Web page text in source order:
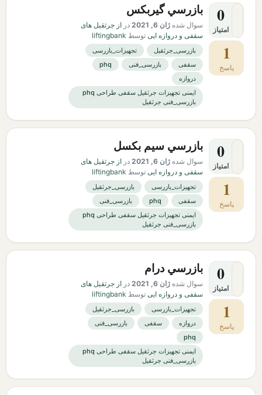
0
امتیاز
1
پاسخ
بازرسي گيربكس
سوال شده ژان 6, 2021 در از جرثقیل های
سقفی و دروازه ایی توسط liftingbank
بازرسی_جرثقیل
تجهیزات_بازرسی
سقفی
بازرسی_فنی
phq
دروازه
ایمنی تجهیزات جرثقیل سقفی طراحی phq
بازرسی_فنی جرثقیل
0
امتیاز
1
پاسخ
بازرسي سيم بكسل
سوال شده ژان 6, 2021 در از جرثقیل های
سقفی و دروازه ایی توسط liftingbank
تجهیزات_بازرسی
بازرسی_جرثقیل
سقفی
phq
بازرسی_فنی
ایمنی تجهیزات جرثقیل سقفی طراحی phq
بازرسی_فنی جرثقیل
0
امتیاز
1
پاسخ
بازرسي درام
سوال شده ژان 6, 2021 در از جرثقیل های
سقفی و دروازه ایی توسط liftingbank
تجهیزات_بازرسی
بازرسی_جرثقیل
دروازه
سقفی
بازرسی_فنی
phq
ایمنی تجهیزات جرثقیل سقفی طراحی phq
بازرسی_فنی جرثقیل